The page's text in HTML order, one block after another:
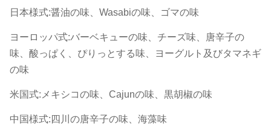
受渡し時間: 30日以内に（積地に:上海、中国）
支払の言葉:
サンプル: 利用できる
原産地証明書。2. （B/L）原料6.
日本様式:醤油の味、Wasabiの味、ゴマの味
ヨーロッパ式:バーベキューの味、チーズ味、唐辛子の
味、酸っぱく、ぴりっとする味、ヨーグルト及びタマネギ
の味
米国式:メキシコの味、Cajunの味、黒胡椒の味
中国様式:四川の唐辛子の味、海藻味